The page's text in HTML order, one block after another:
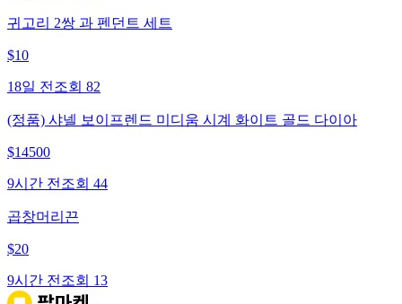
귀고리 2쌍 과 펜던트 세트
$10
18일 전 조회 82
(정품) 샤넬 보이프렌드 미디움 시계 화이트 골드 다이아
$14500
9시간 전 조회 44
곱창머리끈
$20
9시간 전 조회 13